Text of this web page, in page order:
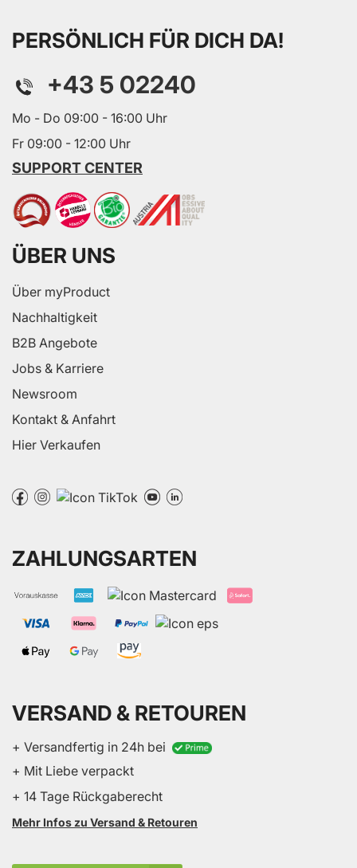
PERSÖNLICH FÜR DICH DA!
+43 5 02240
Mo - Do 09:00 - 16:00 Uhr
Fr 09:00 - 12:00 Uhr
SUPPORT CENTER
ÜBER UNS
Über myProduct
Nachhaltigkeit
B2B Angebote
Jobs & Karriere
Newsroom
Kontakt & Anfahrt
Hier Verkaufen
ZAHLUNGSARTEN
VERSAND & RETOUREN
+ Versandfertig in 24h bei
+ Mit Liebe verpackt
+ 14 Tage Rückgaberecht
Mehr Infos zu Versand & Retouren